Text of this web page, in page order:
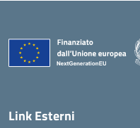
Link Esterni